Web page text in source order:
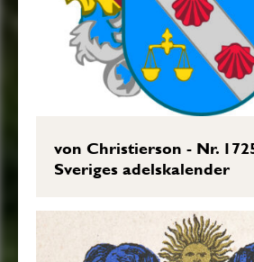
von Christierson - Nr.
Sveriges adelskalender